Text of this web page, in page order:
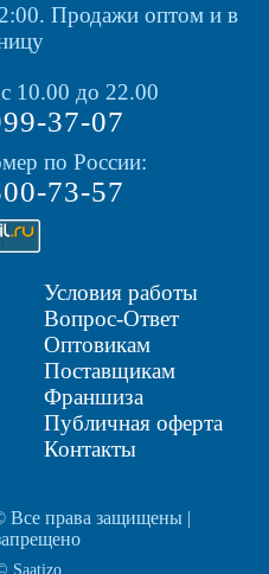
Продажи оптом и в
10.00 до 22.00
37-07
по России:
73-57
Условия работы
Вопрос-Ответ
Оптовикам
Поставщикам
Франшиза
Публичная оферта
Контакты
Все права защищены |
Saatizo